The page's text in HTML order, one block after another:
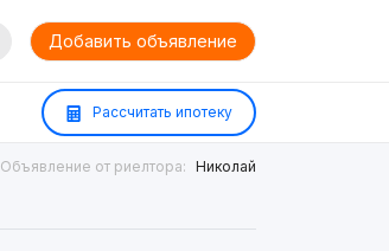
Добавить объявление
Рассчитать ипотеку
Объявление от риелтора: Николай